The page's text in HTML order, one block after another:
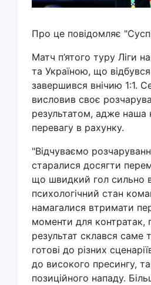
Про це повідомляє
Матч п’ятого туру Ліги
та Україною, що
завершився внічию 1:1.
висловив своє
результатом, адже наша
перевагу в рахунку.
"Відчуваємо
старалися досягти
що швидкий гол сильно
психологічний стан
намагалися втримати
моменти для контратак,
результат склався саме
готові до різних
до високого пресингу,
позиційного нападу.